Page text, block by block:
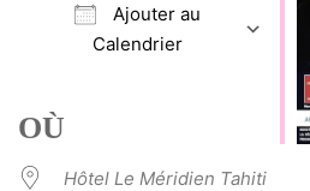
Ajouter au
Calendrier
Office
OÙ
Hôtel Le Méridien Tahiti